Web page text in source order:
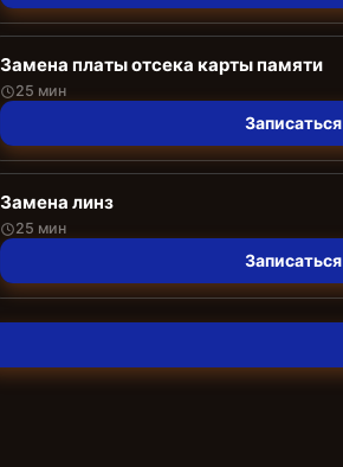
Замена платы отсека карты памяти
25 мин
Записаться
Замена линз
25 мин
Записаться